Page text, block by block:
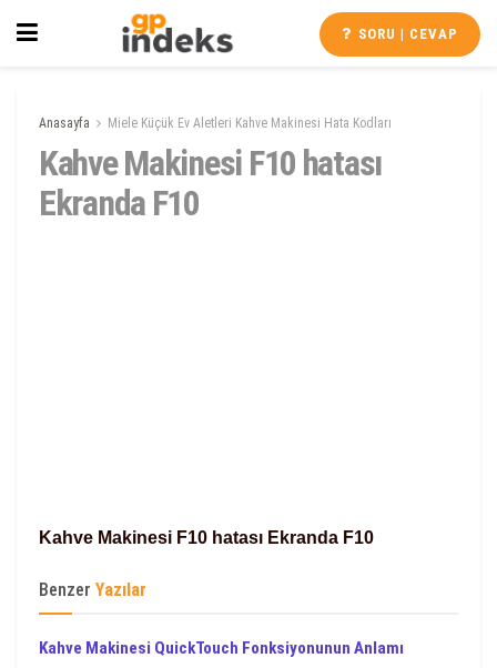
SORU | CEVAP
Anasayfa Miele Küçük Ev Aletleri Kahve Makinesi Hata Kodları
Kahve Makinesi F10 hatası
Ekranda F10
Kahve Makinesi F10 hatası Ekranda F10
Benzer Yazılar
Kahve Makinesi QuickTouch Fonksiyonunun Anlamı